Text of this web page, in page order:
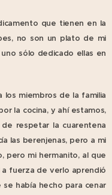
que tienen en la
no son un plato de mi
sólo dedicado ellas en
los miembros de la familia
la cocina, y ahí estamos,
respetar la cuarentena
las berenjenas, pero a mi
pero mi hermanito, al que
fuerza de verlo aprendió
había hecho para cenar